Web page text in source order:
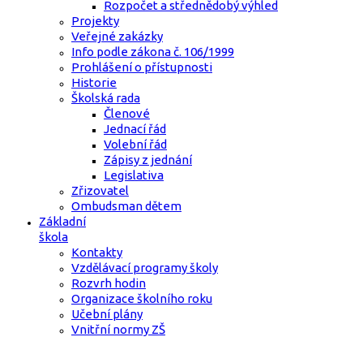
Rozpočet a střednědobý výhled
Projekty
Veřejné zakázky
Info podle zákona č. 106/1999
Prohlášení o přístupnosti
Historie
Školská rada
Členové
Jednací řád
Volební řád
Zápisy z jednání
Legislativa
Zřizovatel
Ombudsman dětem
Základní
škola
Kontakty
Vzdělávací programy školy
Rozvrh hodin
Organizace školního roku
Učební plány
Vnitřní normy ZŠ